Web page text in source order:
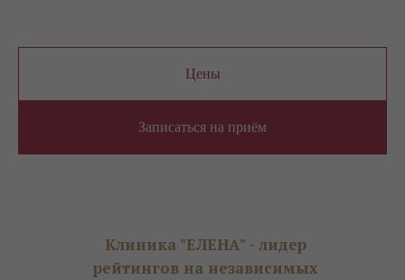
Цены
Записаться на приём
Клиника "ЕЛЕНА" - лидер
рейтингов на независимых